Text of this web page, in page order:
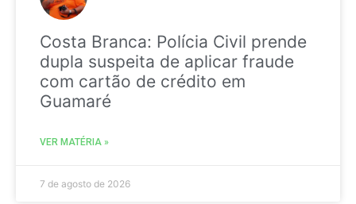
Costa Branca: Polícia Civil prende
dupla suspeita de aplicar fraude
com cartão de crédito em
Guamaré
VER MATÉRIA »
7 de agosto de 2026